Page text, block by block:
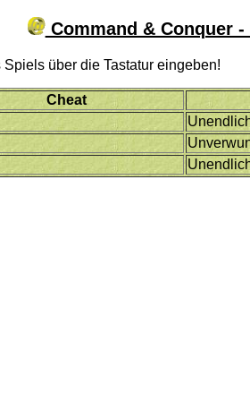
Command & Conquer -
über die Tastatur eingeben!
Cheat